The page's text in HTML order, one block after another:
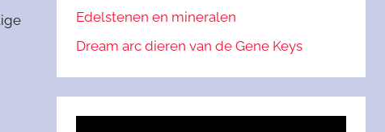
Edelstenen en mineralen
Dream arc dieren van de Gene Keys